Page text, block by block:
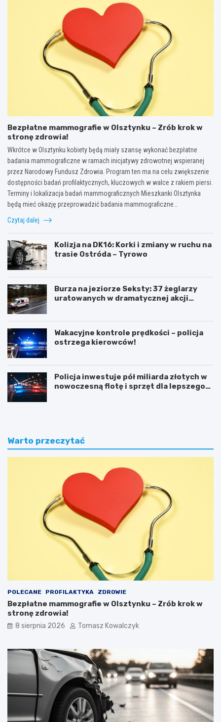
Bezpłatne mammografie w Olsztynku – Zrób krok w
stronę zdrowia!
Wkrótce w Olsztynku kobiety będą miały szansę wykonać bezpłatne
badania mammograficzne w ramach inicjatywy zdrowotnej wspieranej
przez Narodowy Fundusz Zdrowia. Program ten ma na celu zwiększenie
dostępności badań profilaktycznych, kluczowych w walce z rakiem piersi.
Terminy i lokalizacja badań mammograficznych Mieszkanki Olsztynka
będą mieć okazję przeprowadzić badania mammograficzne…
Czytaj dalej
Kolizja na DK16: Korki i zmiany w ruchu na
trasie Ostróda – Tyrowo
Burza na jeziorze Seksty: 37 żeglarzy
uratowanych w dramatycznej akcji
Wakacyjne kontrole prędkości – policja
ostrzega kierowców!
Policja inwestuje pół miliarda złotych w
nowoczesną flotę i sprzęt dla lepszego
Warto przeczytać
POLECANE PROFILAKTYKA ZDROWIE
Bezpłatne mammografie w Olsztynku – Zrób krok w
stronę zdrowia!
8 sierpnia 2026 Tomasz Kowalczyk